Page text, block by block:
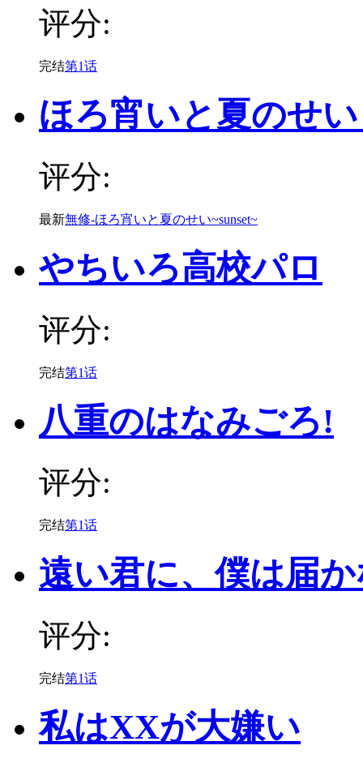
评分:
完结第1话
ほろ宵いと夏のせい
评分:
最新無修-ほろ宵いと夏のせい~sunset~
やちいろ高校パロ
评分:
完结第1话
八重のはなみごろ!
评分:
完结第1话
遠い君に、僕は届
评分:
完结第1话
私はXXが大嫌い